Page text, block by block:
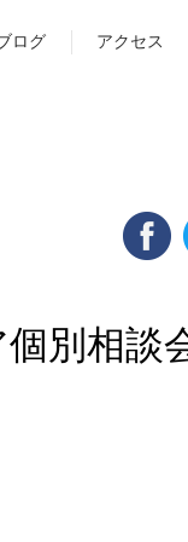
ログ アクセス
個別相談